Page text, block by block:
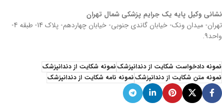
نشانی وکیل پایه یک جرایم پزشکی شمال تهران
تهران- میدان ونک- خیابان گاندی جنوبی- خیابان چهاردهم- پلاک 14- طبقه 4-
واحد9.
نمونه دادخواست شکایت از دندانپزشکنمونه شکایت از دندانپزشک
نمونه متن شکایت از دندانپزشکنمونه نامه شکایت از دندانپزشک